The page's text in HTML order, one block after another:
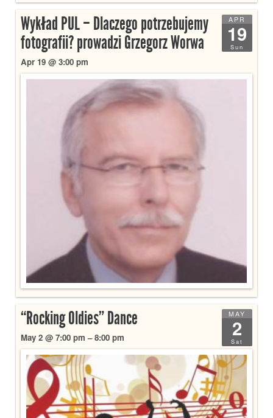
APR
19
Sun
Wykład PUL – Dlaczego potrzebujemy
fotografii? prowadzi Grzegorz Worwa
Apr 19 @ 3:00 pm
MAY
2
Sat
“Rocking Oldies” Dance
May 2 @ 7:00 pm – 8:00 pm